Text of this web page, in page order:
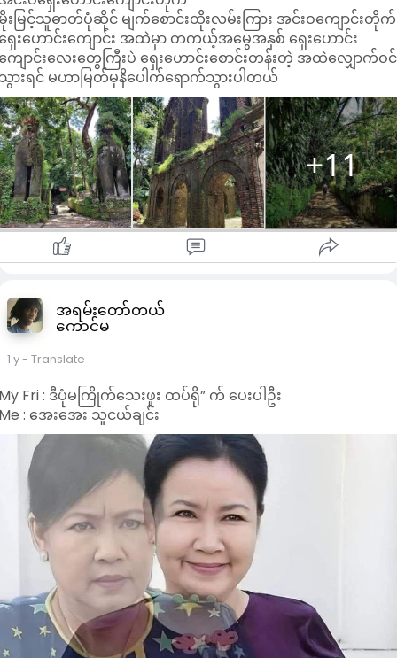
းမြင့်သူဓာတ်ပုံဆိုင် မျက်စောင်းထိုးလမ်းကြား အင်းဝကျောင်းတိုက်
ေးဟောင်းကျောင်း အထဲမှာ တကယ့်အမွေအနှစ် ရှေးဟောင်း
ျောင်းလေးတွေကြီးပဲ ရှေးဟောင်းစောင်းတန်းတဲ့ အထဲလျှောက်ဝင်
ားရင် မဟာမြတ်မုနိပေါက်ရောက်သွားပါတယ်
+11
အရမ်းတော်တယ်
ကောင်မ
1 y- Translate
Fri : ဒီပုံမကြိုက်သေးဖူး ထပ်ရို” က် ပေးပါဦး
: အေးအေး သူငယ်ချင်း